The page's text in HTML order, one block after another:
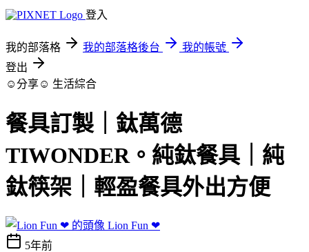
登入
我的部落格 我的部落格後台
我的帳號
登出
☺分享☺ 生活綜合
餐具訂製｜鈦萬德
TIWONDER。純鈦餐具｜純
鈦筷架｜輕盈餐具外出方便
Lion Fun ❤
5年前